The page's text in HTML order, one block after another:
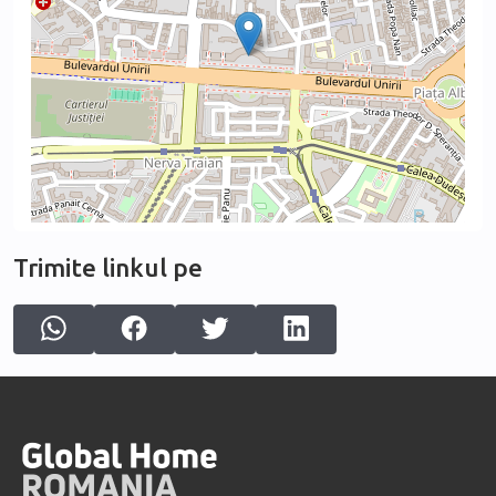
Extractor hood
Tableware included at the time of rental
Bathrooms are equipped with:
Instant hot water
Washing machine
Dryer
Piața Unirii (M1, M2)
Piața Muncii (M1)
123 – Gara Băneasa – Vitan
124 – Piața Unirii – Văcărești / Vitan
Trimite linkul pe